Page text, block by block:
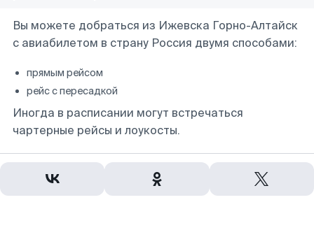
Вы можете добраться из Ижевска Горно-Алтайск
с авиабилетом в страну Россия двумя способами:
прямым рейсом
рейс с пересадкой
Иногда в расписании могут встречаться
чартерные рейсы и лоукосты.